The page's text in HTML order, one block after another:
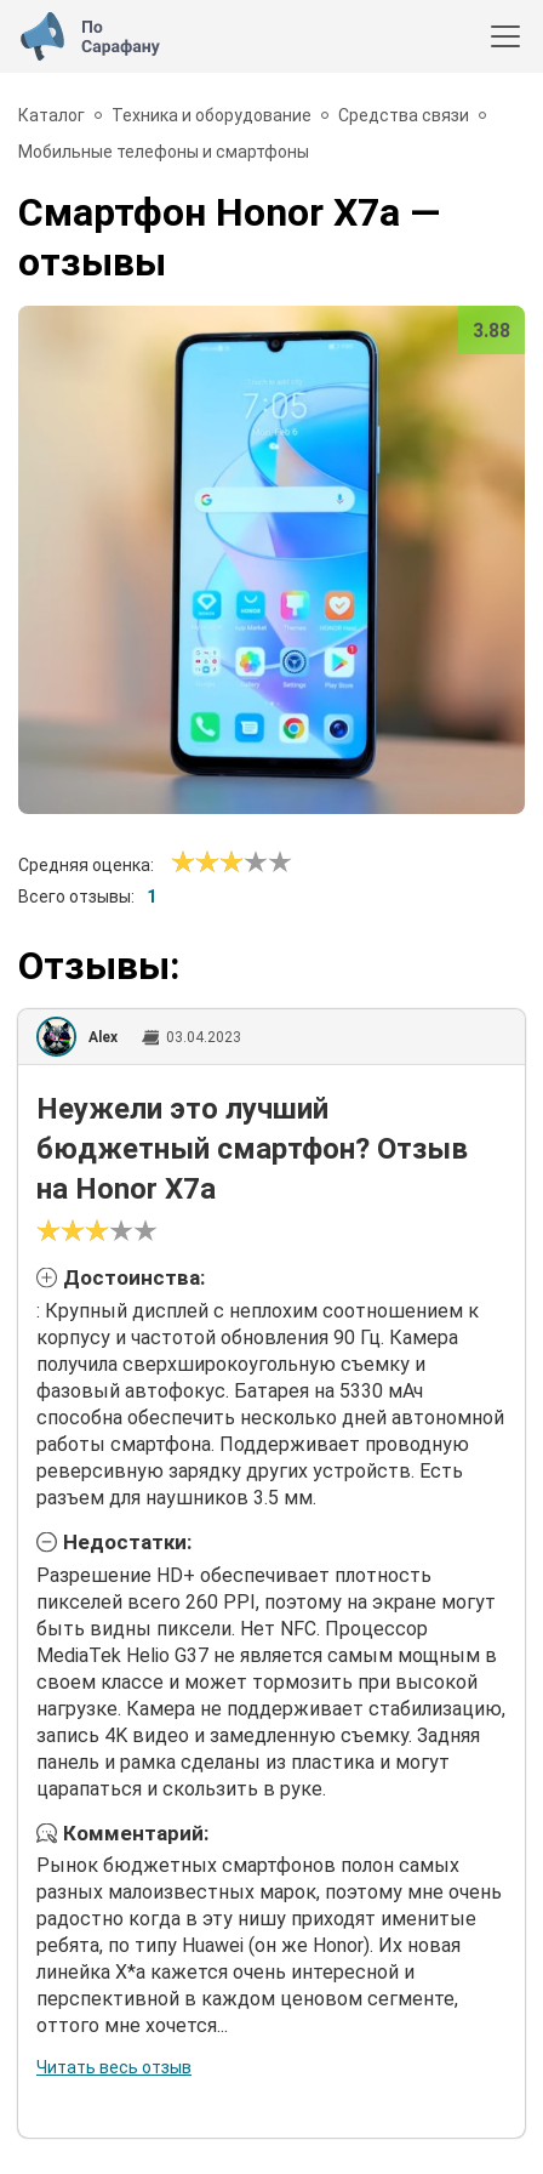
Каталог Техника и оборудование
Средства связи
Мобильные телефоны и смартфоны
Смартфон Honor X7a —
отзывы
3.88
Средняя оценка:
Всего отзывы:
1
Отзывы:
Alex 03.04.2023
Неужели это лучший
бюджетный смартфон? Отзыв
на Honor X7a
Достоинства:
: Крупный дисплей с неплохим соотношением к
корпусу и частотой обновления 90 Гц. Камера
получила сверхширокоугольную съемку и
фазовый автофокус. Батарея на 5330 мАч
способна обеспечить несколько дней автономной
работы смартфона. Поддерживает проводную
реверсивную зарядку других устройств. Есть
разъем для наушников 3.5 мм.
Недостатки:
Разрешение HD+ обеспечивает плотность
пикселей всего 260 PPI, поэтому на экране могут
быть видны пиксели. Нет NFC. Процессор
MediaTek Helio G37 не является самым мощным в
своем классе и может тормозить при высокой
нагрузке. Камера не поддерживает стабилизацию,
запись 4K видео и замедленную съемку. Задняя
панель и рамка сделаны из пластика и могут
царапаться и скользить в руке.
Комментарий:
Рынок бюджетных смартфонов полон самых
разных малоизвестных марок, поэтому мне очень
радостно когда в эту нишу приходят именитые
ребята, по типу Huawei (он же Honor). Их новая
линейка X*a кажется очень интересной и
перспективной в каждом ценовом сегменте,
оттого мне хочется...
Читать весь отзыв